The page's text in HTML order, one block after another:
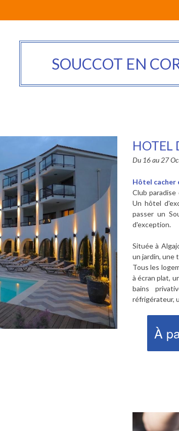
SOUCCOT EN
HOTEL
Du 16 au 27
Hôtel cacher
Club
Un hôtel
passer un
d'exception.
Située à
un jardin, une
Tous les
à écran plat,
bains
réfrigérateur,
À